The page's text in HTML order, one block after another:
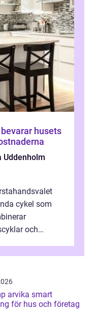
husets
Uddenholm
cykel som
och
smart
för hus och företag